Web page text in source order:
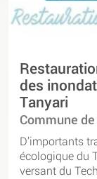
des
Tanyari
Commune
D’importants
écologique du
versant du